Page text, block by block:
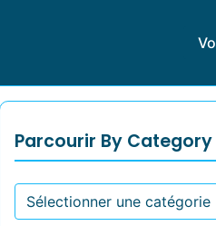
Parcourir By Category